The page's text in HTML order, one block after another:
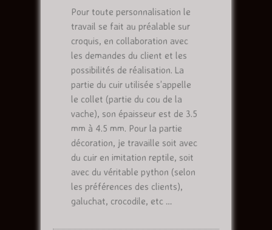
Pour toute personnalisation le
travail se fait au préalable sur
croquis, en collaboration avec
les demandes du client et les
possibilités de réalisation. La
partie du cuir utilisée s’appelle
le collet (partie du cou de la
vache), son épaisseur est de 3.5
mm à 4.5 mm. Pour la partie
décoration, je travaille soit avec
du cuir en imitation reptile, soit
avec du véritable python (selon
les préférences des clients),
galuchat, crocodile, etc …